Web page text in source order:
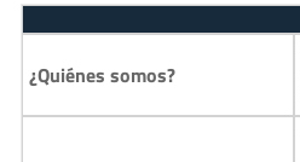
¿Quiénes somos?